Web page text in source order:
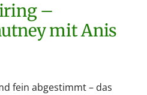
mit Anis
fein abgestimmt – das